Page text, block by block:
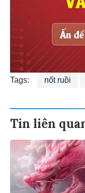
Tags: nốt ruồi
Tin liên